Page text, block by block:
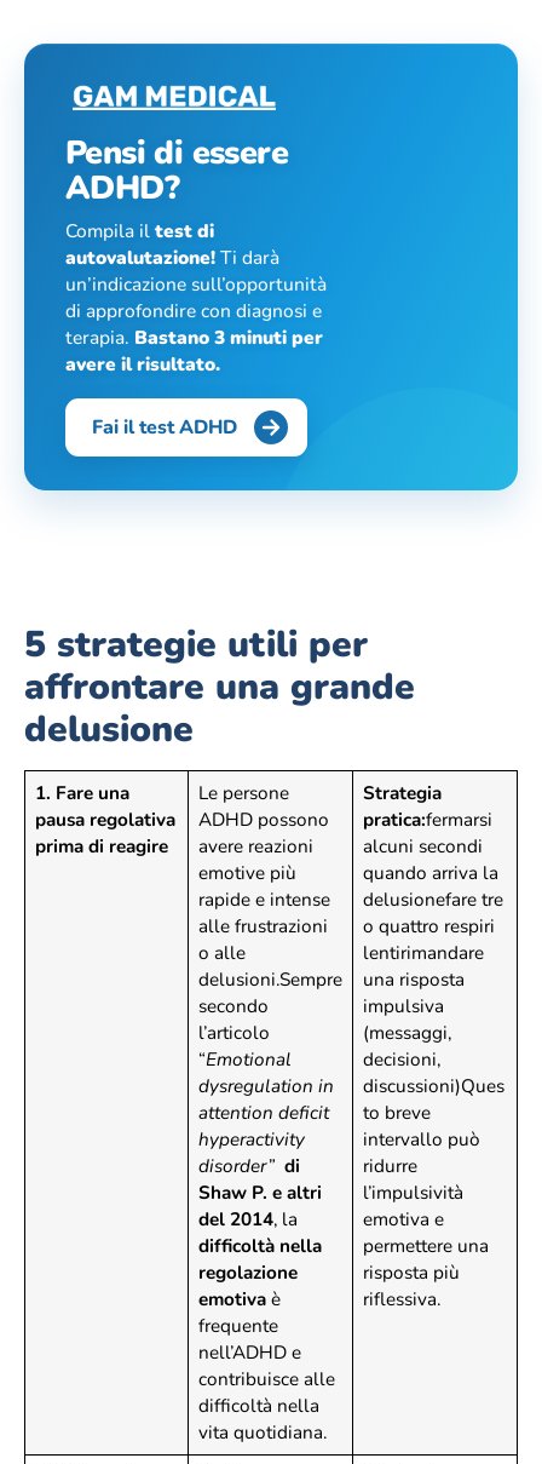
Pensi di essere
ADHD?
Compila iltest di
autovalutazione!Ti darà
un’indicazione sull’opportunità
di approfondire con diagnosi e
terapia. Bastano 3 minuti per
avere il risultato.
Fai il test ADHD
5 strategie utili per
affrontare una grande
delusione
1. Fare una
pausa regolativa
prima di reagire
Le persone
ADHD possono
avere reazioni
emotive più
rapide e intense
alle frustrazioni
o alle
delusioni.Sempre
secondo
l’articolo
“Emotional
dysregulation in
attention deficit
hyperactivity
disorder” di
Shaw P. e altri
del 2014, la
difficoltà nella
regolazione
emotivaè
frequente
nell’ADHD e
contribuisce alle
difficoltà nella
vita quotidiana.
Strategia
pratica:fermarsi
alcuni secondi
quando arriva la
delusionefare tre
o quattro respiri
lentirimandare
una risposta
impulsiva
(messaggi,
decisioni,
discussioni)Ques
to breve
intervallo può
ridurre
l’impulsività
emotiva e
permettere una
risposta più
riflessiva.